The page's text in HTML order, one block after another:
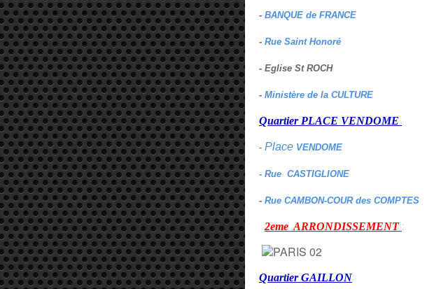
- BANQUE de FRANCE
- Rue Saint Honoré
- Eglise St ROCH
- Ministère de la CULTURE
Quartier PLACE VENDOME
- Place VENDOME
- Rue CASTIGLIONE
- Rue CAMBON-COUR des COMPTES
2eme ARRONDISSEMENT :
Quartier GAILLON